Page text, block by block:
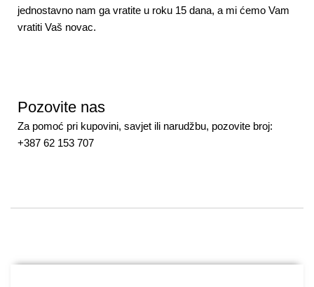
jednostavno nam ga vratite u roku 15 dana, a mi ćemo Vam
vratiti Vaš novac.
Pozovite nas
Za pomoć pri kupovini, savjet ili narudžbu, pozovite broj:
+387 62 153 707